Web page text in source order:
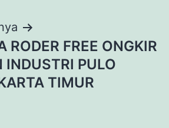
RODER FREE ONGKIR
INDUSTRI PULO
TIMUR